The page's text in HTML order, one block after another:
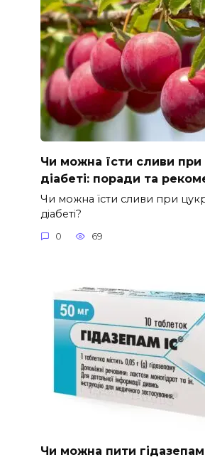
Чи можна їсти сливи
діабеті: поради та
Чи можна їсти сливи при
діабеті?
0 69
Чи можна пити гідазепам